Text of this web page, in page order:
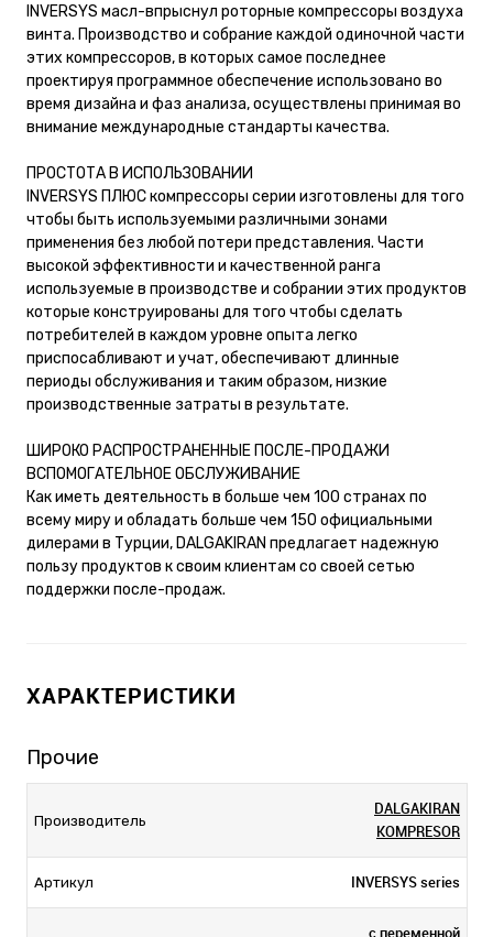
INVERSYS масл-впрыснул роторные компрессоры воздуха
винта. Производство и собрание каждой одиночной части
этих компрессоров, в которых самое последнее
проектируя программное обеспечение использовано во
время дизайна и фаз анализа, осуществлены принимая во
внимание международные стандарты качества.
ПРОСТОТА В ИСПОЛЬЗОВАНИИ
INVERSYS ПЛЮС компрессоры серии изготовлены для того
чтобы быть используемыми различными зонами
применения без любой потери представления. Части
высокой эффективности и качественной ранга
используемые в производстве и собрании этих продуктов
которые конструированы для того чтобы сделать
потребителей в каждом уровне опыта легко
приспосабливают и учат, обеспечивают длинные
периоды обслуживания и таким образом, низкие
производственные затраты в результате.
ШИРОКО РАСПРОСТРАНЕННЫЕ ПОСЛЕ-ПРОДАЖИ
ВСПОМОГАТЕЛЬНОЕ ОБСЛУЖИВАНИЕ
Как иметь деятельность в больше чем 100 странах по
всему миру и обладать больше чем 150 официальными
дилерами в Турции, DALGAKIRAN предлагает надежную
пользу продуктов к своим клиентам со своей сетью
поддержки после-продаж.
ХАРАКТЕРИСТИКИ
Прочие
Производитель
DALGAKIRAN
KOMPRESOR
Артикул INVERSYS series
с переменной